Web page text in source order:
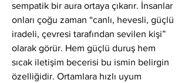
sempatik bir aura ortaya çıkarır. İnsanlar
onları çoğu zaman “canlı, hevesli, güçlü
iradeli, çevresi tarafından sevilen kişi”
olarak görür. Hem güçlü duruş hem
sıcak iletişim becerisi bu ismin belirgin
özelliğidir. Ortamlara hızlı uyum